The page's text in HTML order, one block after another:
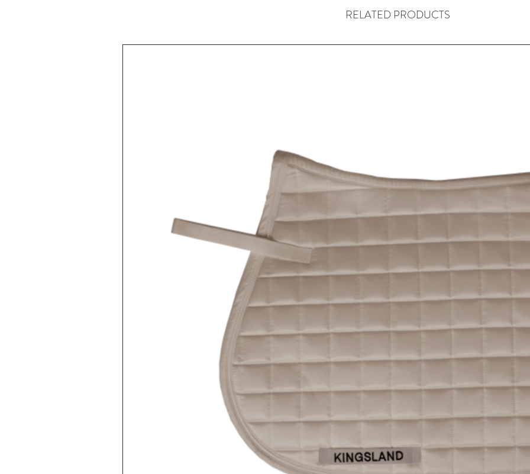
RELATED PRODUCTS